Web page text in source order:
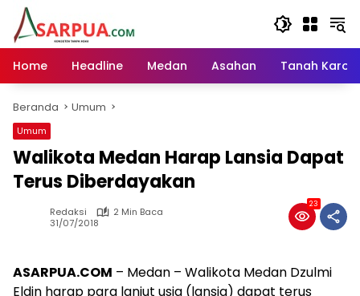
Langsung
konten
Home
Headline Medan Asahan Tanah Karo
Beranda Umum
Umum
Walikota Medan Harap Lansia Dapat
Terus Diberdayakan
Redaksi
2 Min Baca
31/07/2018
23
ASARPUA.COM – Medan – Walikota Medan Dzulmi
Eldin harap para lanjut usia (lansia) dapat terus